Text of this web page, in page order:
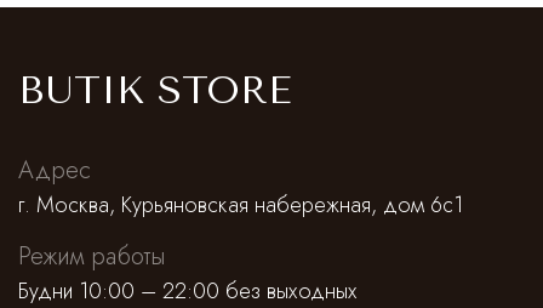
BUTIK STORE
Адрес
г. Москва, Курьяновская набережная, дом 6с1
Режим работы
Будни 10:00 – 22:00 без выходных